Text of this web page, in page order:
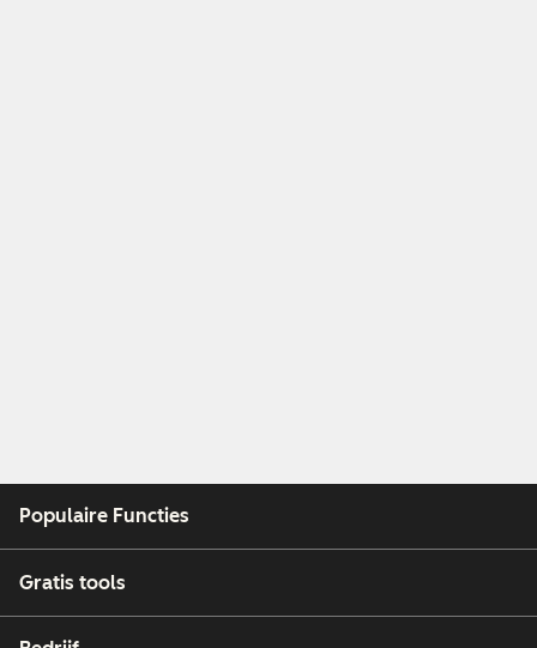
Populaire Functies
Gratis tools